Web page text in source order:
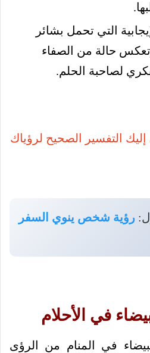
التي تحمل بشائر
وتعكس حالة من الصفاء
لصاحبة الحلم.
رؤية شخص ينوي السفر
في الأحلام
في المنام من الرؤى